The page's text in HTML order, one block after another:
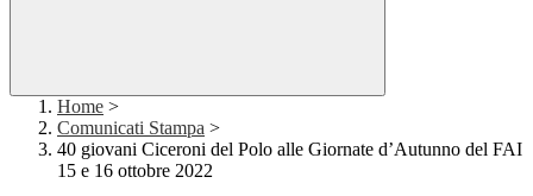
Home >
Comunicati Stampa >
40 giovani Ciceroni del Polo alle Giornate d’Autunno del FAI
15 e 16 ottobre 2022